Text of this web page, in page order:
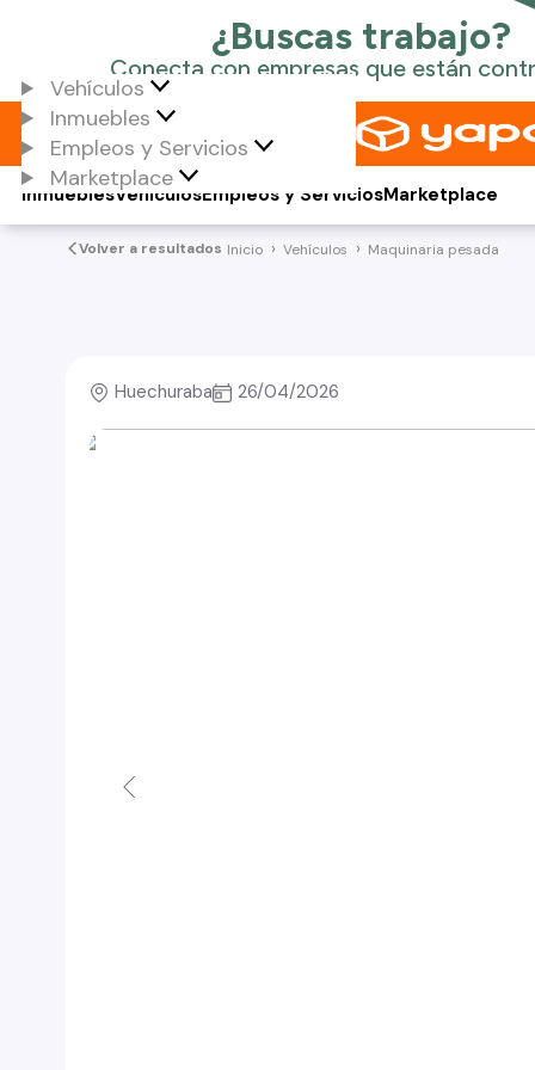
Vehículos
Inmuebles
Empleos y Servicios
Marketplace
Vehículos
Inmuebles Empleos y ServiciosMarketplace
Volver a resultados Inicio Vehículos Maquinaria pesada
Huechuraba 26/04/2026